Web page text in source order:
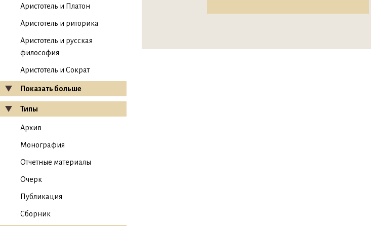
Аристотель и Платон
Аристотель и риторика
Аристотель и русская
философия
Аристотель и Сократ
Показать больше
Типы
Архив
Монография
Отчетные материалы
Очерк
Публикация
Сборник